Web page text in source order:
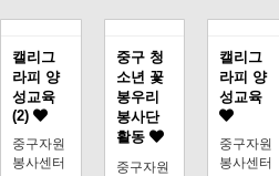
캘리그
라피 양
성교육
(2)
중구자원
봉사센터
중구 청
소년 꽃
봉우리
봉사단
활동
중구자원
캘리그
라피 양
성교육
중구자원
봉사센터